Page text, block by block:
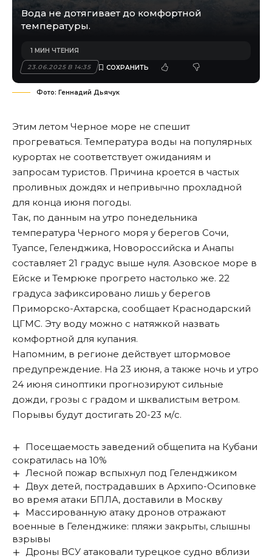
Вода не дотягивает до комфортной
температуры.
23.06.2025 В 14:35
1 МИН ЧТЕНИЯ
Фото: Геннадий Дьячук
Этим летом Черное море не спешит
прогреваться. Температура воды на популярных
курортах не соответствует ожиданиям и
запросам туристов. Причина кроется в частых
проливных дождях и непривычно прохладной
для конца июня погоды.
Так, по данным на утро понедельника
температура Черного моря у берегов Сочи,
Туапсе, Геленджика, Новороссийска и Анапы
составляет 21 градус выше нуля. Азовское море в
Ейске и Темрюке прогрето настолько же. 22
градуса зафиксировано лишь у берегов
Приморско-Ахтарска, сообщает Краснодарский
ЦГМС. Эту воду можно с натяжкой назвать
комфортной для купания.
Напомним, в регионе действует штормовое
предупреждение. На 23 июня, а также ночь и утро
24 июня синоптики прогнозируют сильные
дожди, грозы с градом и шквалистым ветром.
Порывы будут достигать 20-23 м/с.
Посещаемость заведений общепита на Кубани
сократилась на 10%
Лесной пожар вспыхнул под Геленджиком
Двух детей, пострадавших в Архипо-Осиповке
во время атаки БПЛА, доставили в Москву
Массированную атаку дронов отражают
военные в Геленджике: пляжи закрыты, слышны
взрывы
Дроны ВСУ атаковали турецкое судно вблизи